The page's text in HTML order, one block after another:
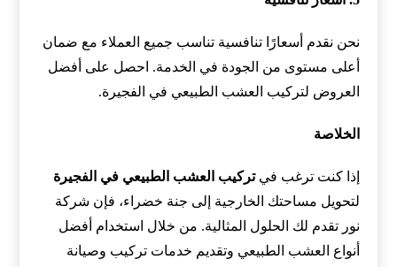
نحن نقدم أسعارًا تنافسية تناسب جميع العملاء مع ضمان
أعلى مستوى من الجودة في الخدمة. احصل على أفضل
العروض لتركيب العشب الطبيعي في الفجيرة.
الخلاصة
إذا كنت ترغب فيتركيب العشب الطبيعي في الفجيرة
لتحويل مساحتك الخارجية إلى جنة خضراء، فإن شركة
نور تقدم لك الحلول المثالية. من خلال استخدام أفضل
أنواع العشب الطبيعي وتقديم خدمات تركيب وصيانة